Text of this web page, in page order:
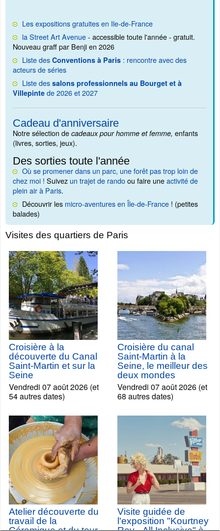
Les expositions gratuites en Ile-de-France
la Street Art Avenue- accessible toute l'année - gratuit.
Nouveau graff par Benji en 2026
Liste des Conventions à Paris : rencontre avec des
acteurs de séries
Liste des salons professionnels au Bourget et à
Villepinte de 2026 et 2027
Cadeau d'anniversaire
Notre sélection de cadeaux pour homme et femme, enfants
(livres, sorties, jeux).
Des sorties toute l'année
Où se promener dans un parc, une forêt pas trop loin de
chez moi ! Suivez un trajet de randoou faire uneactivité de
plein air à Paris.
Découvrir les micro-aventures en Île-de-France ! (petites
balades)
Visites des quartiers de Paris
Croisière à la
découverte du Canal
Saint-Martin et sur la
Seine
Vendredi 07 août 2026 (et
54 autres dates)
Croisière du canal
Saint-Martin à la
Seine, le meilleur des
deux mondes
Vendredi 07 août 2026 (et
68 autres dates)
Atelier découverte du
travail de la
Visite guidée de
l'exposition "Kourtney